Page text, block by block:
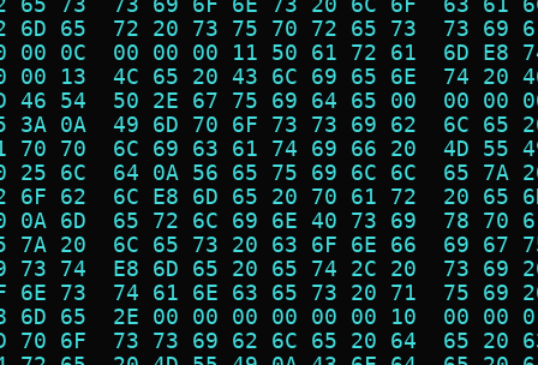
6D 65  72 20 73 75 70 72 65 73  73
00 0C  00 00 00 11 50 61 72 61  6D
00 13  4C 65 20 43 6C 69 65 6E  74
46 54  50 2E 67 75 69 64 65 00  00
3A 0A  49 6D 70 6F 73 73 69 62  6C
70 70  6C 69 63 61 74 69 66 20  4D
25 6C  64 0A 56 65 75 69 6C 6C  65
6F 62  6C E8 6D 65 20 70 61 72  20
0A 6D  65 72 6C 69 6E 40 73 69  78
7A 20  6C 65 73 20 63 6F 6E 66  69
73 74  E8 6D 65 20 65 74 2C 20  73
6E 73  74 61 6E 63 65 73 20 71  75
6D 65  2E 00 00 00 00 00 00 10  00
70 6F  73 73 69 62 6C 65 20 64  65